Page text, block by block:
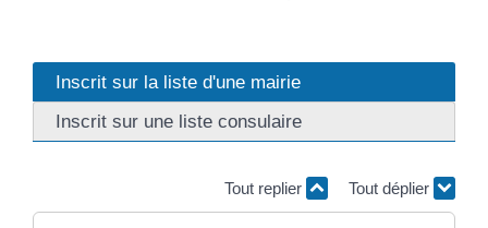
Inscrit sur la liste d'une mairie
Inscrit sur une liste consulaire
Tout replier Tout déplier